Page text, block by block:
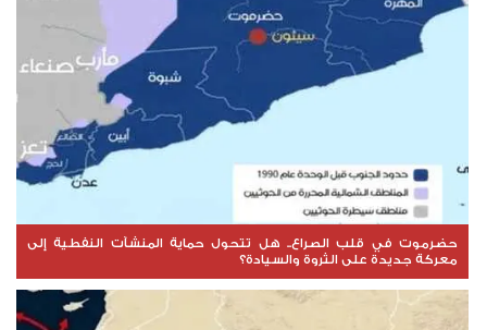
حضرموت في قلب الصراع.. هل تتحول حماية المنشآت النفطية إلى
معركة جديدة على الثروة والسيادة؟